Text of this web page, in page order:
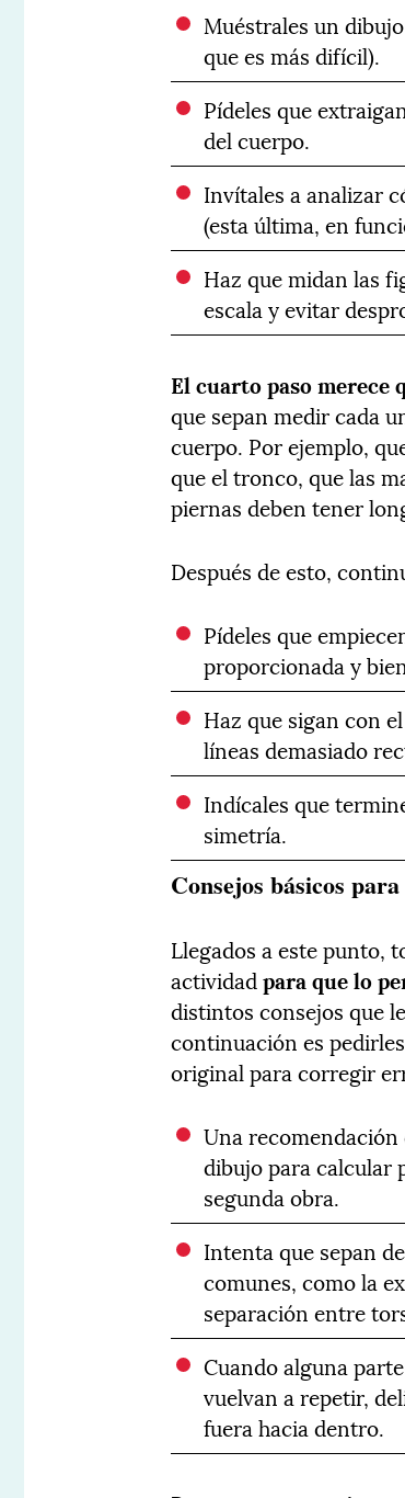
Muéstrales un
que es más difícil).
Pídeles que
del cuerpo.
Invítales a analizar
(esta última, en
Haz que midan las
escala y evitar
El cuarto paso merece
que sepan medir cada
cuerpo. Por ejemplo,
que el tronco, que las
piernas deben tener
Después de esto,
Pídeles que
proporcionada y
Haz que sigan con
líneas demasiado
Indícales que
simetría.
Consejos básicos
Llegados a este punto,
actividadpara que lo
distintos consejos que
continuación es
original para corregir
Una
dibujo para calcular
segunda obra.
Intenta que sepan
comunes, como la
separación entre
Cuando alguna
vuelvan a repetir,
fuera hacia dentro.